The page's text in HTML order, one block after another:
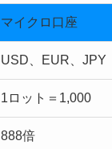
マイクロ口座
USD、EUR、JPY
1ロット＝1,000
888倍